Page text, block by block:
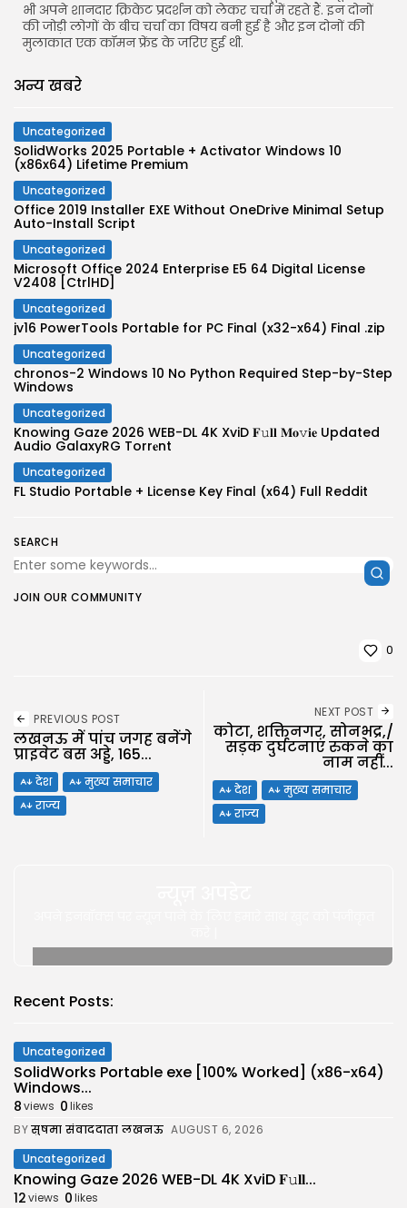
SEARCH
JOIN OUR COMMUNITY
भी अपने शानदार क्रिकेट प्रदर्शन को लेकर चर्चा में रहते हैं. इन दोनों
की जोड़ी लोगों के बीच चर्चा का विषय बनी हुई है और इन दोनों की
मुलाकात एक कॉमन फ्रेंड के जरिए हुई थी.
अन्य खबरे
Uncategorized
SolidWorks 2025 Portable + Activator Windows 10
(x86x64) Lifetime Premium
Uncategorized
Office 2019 Installer EXE Without OneDrive Minimal Setup
Auto-Install Script
Uncategorized
Microsoft Office 2024 Enterprise E5 64 Digital License
V2408 [CtrlHD]
Uncategorized
jv16 PowerTools Portable for PC Final (x32-x64) Final .zip
Uncategorized
chronos-2 Windows 10 No Python Required Step-by-Step
Windows
Uncategorized
Knowing Gaze 2026 WEB-DL 4K XviD 𝐅𝚞𝐥𝐥 𝐌𝐨𝚟𝐢𝐞 Updated
Audio GalaxyRG Torr𝐞nt
Uncategorized
FL Studio Portable + License Key Final (x64) Full Reddit
0
PREVIOUS POST
लखनऊ में पांच जगह बनेंगे
प्राइवेट बस अड्डे, 165...
देश
मुख्य समाचार
राज्य
NEXT POST
कोटा, शक्तिनगर, सोनभद्र,/
सड़क दुर्घटनाएं रुकने का
नाम नहीं...
देश
मुख्य समाचार
राज्य
Recent Posts:
Uncategorized
SolidWorks Portable exe [100% Worked] (x86-x64)
Windows...
8views 0likes
BYसुषमा संवाददाता लखनऊ AUGUST 6, 2026
Uncategorized
Knowing Gaze 2026 WEB-DL 4K XviD 𝐅𝚞𝐥𝐥...
12views 0likes